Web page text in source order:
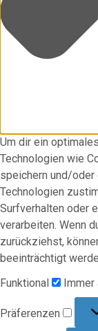
Um dir ein
Technologien wie
speichern und/oder
Technologien
Surfverhalten oder
verarbeiten. Wenn
zurückziehst,
beeinträchtigt
Funktional
Immer
Präferenzen